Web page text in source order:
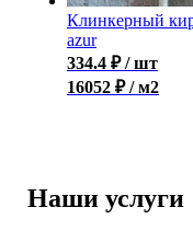
Клинкерный
azur
334.4 ₽ / шт
16052 ₽ / м2
Наши услуги